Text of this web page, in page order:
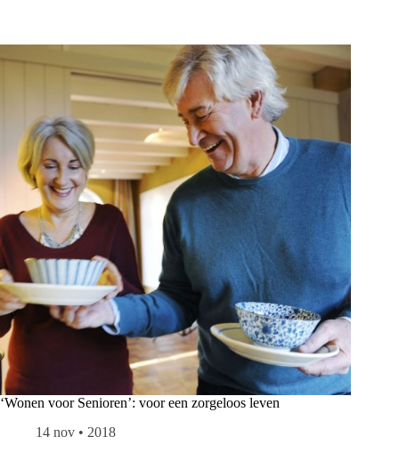
‘Wonen voor Senioren’: voor een zorgeloos leven
14 nov • 2018